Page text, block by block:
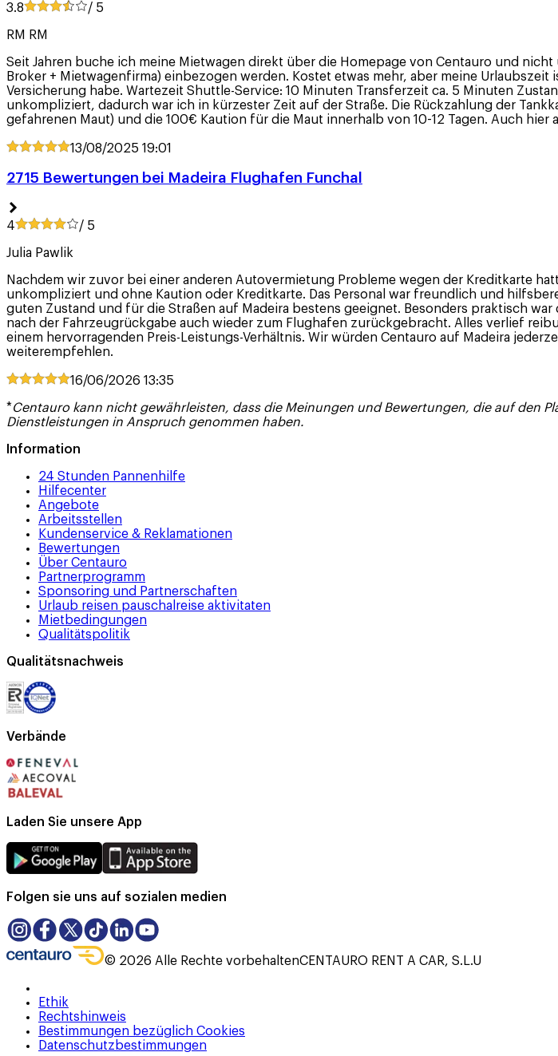
3.8 / 5
RM RM
Seit Jahren buche ich meine Mietwagen direkt über die Homepage von Centauro und
Broker + Mietwagenfirma) einbezogen werden. Kostet etwas mehr, aber meine
Versicherung habe. Wartezeit Shuttle-Service: 10 Minuten Transferzeit ca. 5 Minuten
unkompliziert, dadurch war ich in kürzester Zeit auf der Straße. Die Rückzahlung der
gefahrenen Maut) und die 100€ Kaution für die Maut innerhalb von 10-12 Tagen. Auch hier
13/08/2025 19:01
2715 Bewertungen bei Madeira Flughafen Funchal
4 / 5
Julia Pawlik
Nachdem wir zuvor bei einer anderen Autovermietung Probleme wegen der Kreditkarte
unkompliziert und ohne Kaution oder Kreditkarte. Das Personal war freundlich und
guten Zustand und für die Straßen auf Madeira bestens geeignet. Besonders praktisch
nach der Fahrzeugrückgabe auch wieder zum Flughafen zurückgebracht. Alles verlief
einem hervorragenden Preis-Leistungs-Verhältnis. Wir würden Centauro auf Madeira
weiterempfehlen.
16/06/2026 13:35
*Centauro kann nicht gewährleisten, dass die Meinungen und Bewertungen, die auf den
Dienstleistungen in Anspruch genommen haben.
Information
24 Stunden Pannenhilfe
Hilfecenter
Angebote
Arbeitsstellen
Kundenservice & Reklamationen
Bewertungen
Über Centauro
Partnerprogramm
Sponsoring und Partnerschaften
Urlaub reisen pauschalreise aktivitaten
Mietbedingungen
Qualitätspolitik
Qualitätsnachweis
Verbände
Laden Sie unsere App
Folgen sie uns auf sozialen medien
© 2026 Alle Rechte vorbehaltenCENTAURO RENT A CAR, S.L.U
Ethik
Rechtshinweis
Bestimmungen bezüglich Cookies
Datenschutzbestimmungen